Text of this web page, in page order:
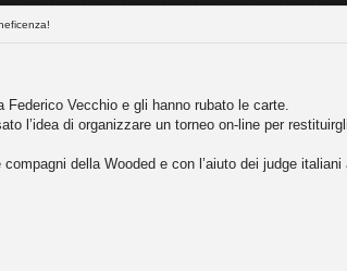
Vecchio e gli hanno rubato le carte.
l’idea di organizzare un torneo on-line per
della Wooded e con l’aiuto dei judge